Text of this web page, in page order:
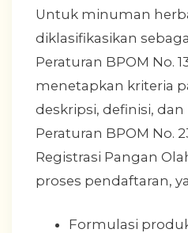
Untuk minuman
diklasifikasikan
Peraturan BPOM No.
menetapkan kriteria
deskripsi, definisi,
Peraturan BPOM No.
Registrasi Pangan
proses pendaftaran,
Formulasi